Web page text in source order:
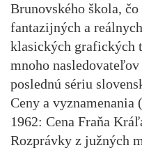
Brunovského škola,
fantazijných a
klasických grafických
mnoho
poslednú sériu
Ceny a vyznamenania
1962: Cena Fraňa
Rozprávky z južných